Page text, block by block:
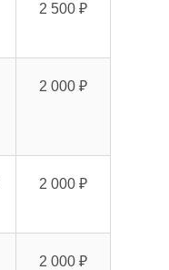
2 500 ₽
2 000 ₽
2 000 ₽
2 000 ₽